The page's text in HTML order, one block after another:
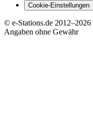
Cookie-Einstellungen
© e-Stations.de 2012–2026
Angaben ohne Gewähr